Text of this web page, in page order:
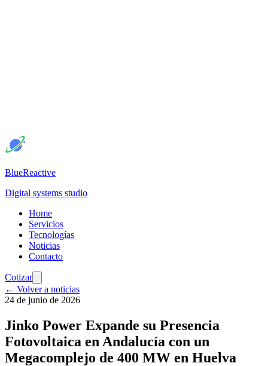
BlueReactive
Digital systems studio
Home
Servicios
Tecnologías
Noticias
Contacto
Cotizar
← Volver a noticias
24 de junio de 2026
Jinko Power Expande su Presencia
Fotovoltaica en Andalucía con un
Megacomplejo de 400 MW en Huelva